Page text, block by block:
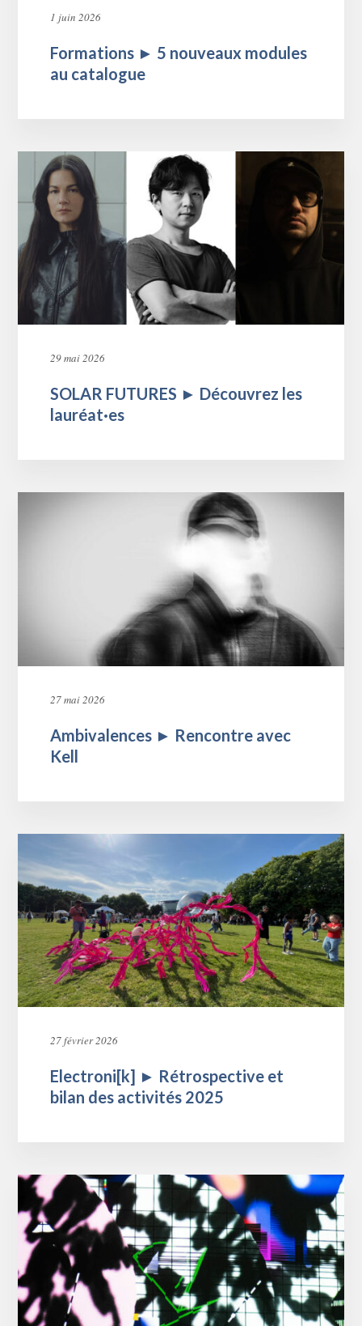
1 juin 2026
Formations ► 5 nouveaux modules
au catalogue
29 mai 2026
SOLAR FUTURES ► Découvrez les
lauréat·es
27 mai 2026
Ambivalences ► Rencontre avec
Kell
27 février 2026
Electroni[k] ► Rétrospective et
bilan des activités 2025